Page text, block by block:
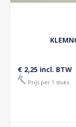
€ 2,25 incl. BTW
Prijs per 1 stuks